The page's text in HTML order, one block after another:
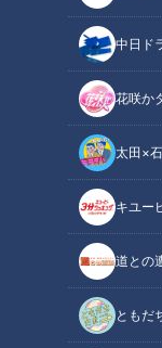
中日ド
花咲か
太田×
キユー
道との
ともだ
この記事の画像（